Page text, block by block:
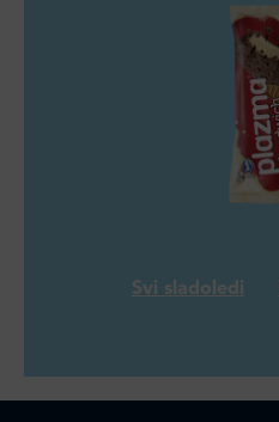
Svi sladoledi